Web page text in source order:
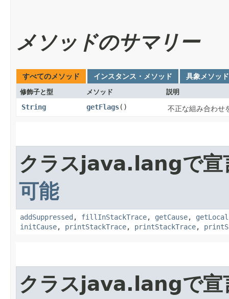
メソッドのサマリー
すべてのメソッド インスタンス・メソッド 具象メソッド
修飾子と型 メソッド 説明
String getFlags() 不正な組み合わせ
クラスjava.langで宣
可能
addSuppressed , fillInStackTrace, getCause,
initCause, printStackTrace, printStackTrace,
クラスjava.langで宣